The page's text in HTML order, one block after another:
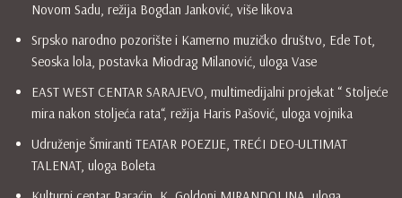
Novom Sadu, režija Bogdan Janković, više likova
Srpsko narodno pozorište i Kamerno muzičko društvo, Ede Tot,
Seoska lola, postavka Miodrag Milanović, uloga Vase
EAST WEST CENTAR SARAJEVO, multimedijalni projekat “ Stoljeće
mira nakon stoljeća rata“, režija Haris Pašović, uloga vojnika
Udruženje Šmiranti TEATAR POEZIJE, TREĆI DEO-ULTIMAT
TALENAT, uloga Boleta